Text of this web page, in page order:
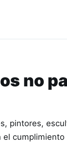
no
pintores,